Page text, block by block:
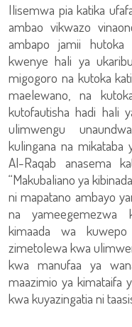
Ilisemwa pia katika
ambao vikwazo
ambapo jamii
kwenye hali ya
migogoro na kutoka
maelewano, na
kutofautisha hadi hali
ulimwengu
kulingana na mikataba
Al-Raqab anasema
“Makubaliano ya
ni mapatano ambayo
na yameegemezwa
kimaada wa
zimetolewa kwa
kwa manufaa ya
maazimio ya kimataifa
kwa kuyazingatia ni